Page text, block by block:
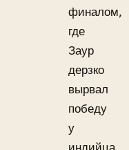
финалом,
где
Заур
дерзко
вырвал
победу
у
индийца.